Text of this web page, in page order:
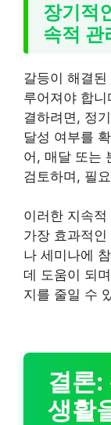
장기적
속적 관
갈등이 해결
루어져야 합
결하려면, 정
달성 여부를
어, 매달 또는
검토하며, 필
이러한 지속
가장 효과적
나 세미나에
데 도움이 되
지를 줄일 수
결론:
생활